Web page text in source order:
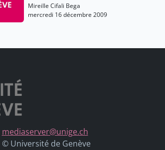
Mireille Cifali Bega
mercredi 16 décembre 2009
mediaserver@unige.ch
© Université de Genève